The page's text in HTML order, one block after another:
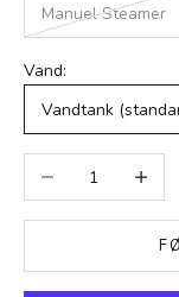
Manuel Steamer
Vand:
Vandtank
Sænk antal Øg antal